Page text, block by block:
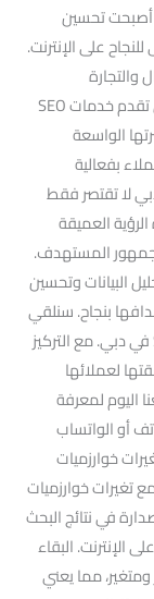
تحسين
على الإنترنت.
والتجارة
الإلكترونية في الشرق الأوسط. تتنوع الشركات التي تقدم خدمات SEO
الواسعة
بفعالية
لا تقتصر فقط
العميقة
المستهدف.
البيانات وتحسين
بنجاح. سنلقي
نظرة عن كثب على أفضل شركة تقدم خدمات SEO في دبي. مع التركيز
لعملائها
اليوم لمعرفة
أو الواتساب
خوارزميات
تغيرات خوارزميات
في نتائج البحث
الإنترنت. البقاء
مما يعني